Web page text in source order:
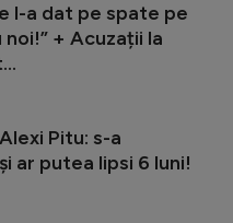
l-a dat pe spate pe
+ Acuzații la
Pitu: s-a
ar putea lipsi 6 luni!